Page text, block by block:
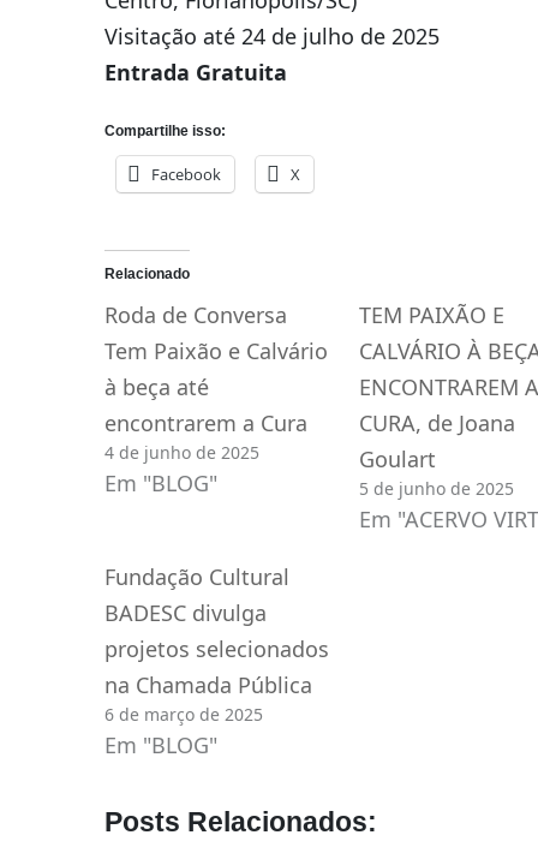
Visitação até 24 de julho de 2025
Entrada Gratuita
Compartilhe isso:
Facebook X
Relacionado
Roda de Conversa
Tem Paixão e Calvário
à beça até
encontrarem a Cura
4 de junho de 2025
Em "BLOG"
TEM PAIXÃO E
CALVÁRIO À
ENCONTRAREM A
CURA, de Joana
Goulart
5 de junho de 2025
Em "ACERVO
Fundação Cultural
BADESC divulga
projetos selecionados
na Chamada Pública
6 de março de 2025
Em "BLOG"
Posts Relacionados: